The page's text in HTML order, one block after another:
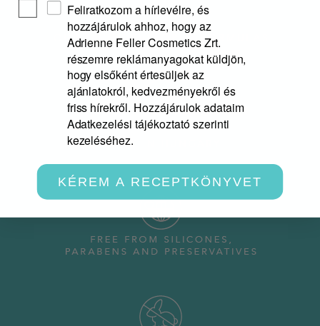
Feliratkozom a hírlevélre, és
hozzájárulok ahhoz, hogy az
Adrienne Feller Cosmetics Zrt.
részemre reklámanyagokat küldjön,
hogy elsőként értesüljek az
ajánlatokról, kedvezményekről és
friss hírekről. Hozzájárulok adataim
Adatkezelési tájékoztató szerinti
kezeléséhez.
KÉREM A RECEPTKÖNYVET